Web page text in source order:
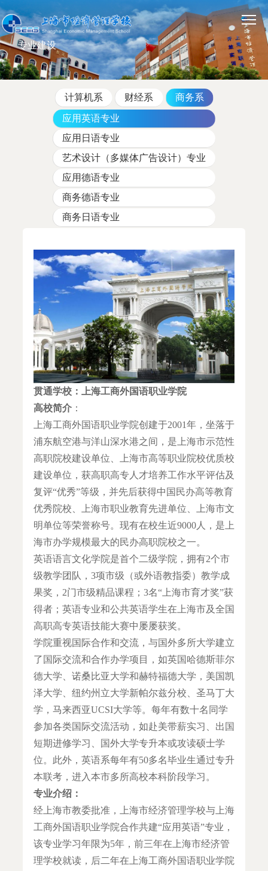
专业建设
计算机系 财经系 商务系
应用英语专业
应用日语专业
艺术设计（多媒体广告设计）专业
应用德语专业
商务德语专业
商务日语专业
贯通学校：上海工商外国语职业学院
高校简介：
上海工商外国语职业学院创建于2001年，坐落于
浦东航空港与洋山深水港之间，是上海市示范性
高职院校建设单位、上海市高等职业院校优质校
建设单位，获高职高专人才培养工作水平评估及
复评“优秀”等级，并先后获得中国民办高等教育
优秀院校、上海市职业教育先进单位、上海市文
明单位等荣誉称号。现有在校生近9000人，是上
海市办学规模最大的民办高职院校之一。
英语语言文化学院是首个二级学院，拥有2个市
级教学团队，3项市级（或外语教指委）教学成
果奖，2门市级精品课程；3名“上海市育才奖”获
得者；英语专业和公共英语学生在上海市及全国
高职高专英语技能大赛中屡屡获奖。
学院重视国际合作和交流，与国外多所大学建立
了国际交流和合作办学项目，如英国哈德斯菲尔
德大学、诺桑比亚大学和赫特福德大学，美国凯
泽大学、纽约州立大学新帕尔兹分校、圣马丁大
学，马来西亚UCSI大学等。每年有数十名同学
参加各类国际交流活动，如赴美带薪实习、出国
短期进修学习、国外大学专升本或攻读硕士学
位。此外，英语系每年有50多名毕业生通过专升
本联考，进入本市多所高校本科阶段学习。
专业介绍：
经上海市教委批准，上海市经济管理学校与上海
工商外国语职业学院合作共建“应用英语”专业，
该专业学习年限为5年，前三年在上海市经济管
理学校就读，后二年在上海工商外国语职业学院